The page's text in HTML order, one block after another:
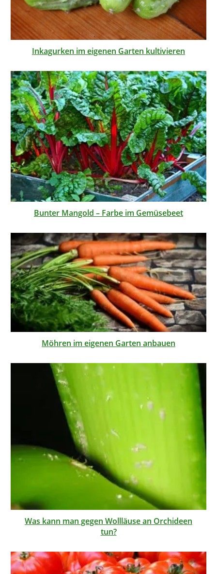
Inkagurken im eigenen Garten kultivieren
Bunter Mangold – Farbe im Gemüsebeet
Möhren im eigenen Garten anbauen
Was kann man gegen Wollläuse an Orchideen
tun?